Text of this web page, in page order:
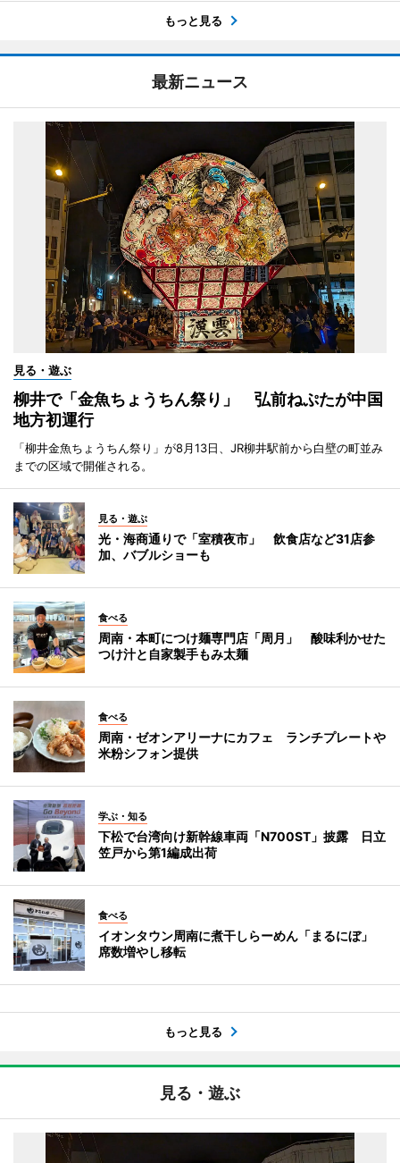
もっと見る
最新ニュース
見る・遊ぶ
柳井で「金魚ちょうちん祭り」 弘前ねぷたが中国
地方初運行
「柳井金魚ちょうちん祭り」が8月13日、JR柳井駅前から白壁の町並み
までの区域で開催される。
見る・遊ぶ
光・海商通りで「室積夜市」 飲食店など31店参
加、バブルショーも
食べる
周南・本町につけ麺専門店「周月」 酸味利かせた
つけ汁と自家製手もみ太麺
食べる
周南・ゼオンアリーナにカフェ ランチプレートや
米粉シフォン提供
学ぶ・知る
下松で台湾向け新幹線車両「N700ST」披露 日立
笠戸から第1編成出荷
食べる
イオンタウン周南に煮干しらーめん「まるにぼ」
席数増やし移転
もっと見る
見る・遊ぶ